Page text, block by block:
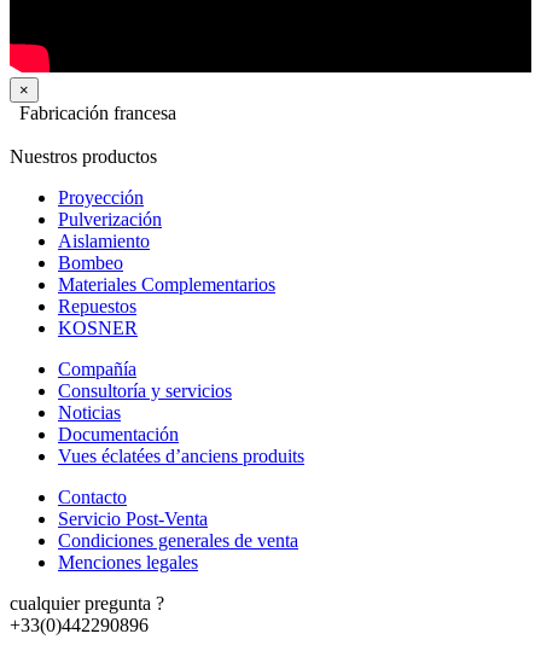
×
Fabricación francesa
Nuestros productos
Proyección
Pulverización
Aislamiento
Bombeo
Materiales Complementarios
Repuestos
KOSNER
Compañía
Consultoría y servicios
Noticias
Documentación
Vues éclatées d’anciens produits
Contacto
Servicio Post-Venta
Condiciones generales de venta
Menciones legales
cualquier pregunta ?
+33(0)442290896